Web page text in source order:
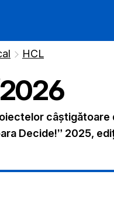
HCL
câștigătoare
Decide!” 2025,